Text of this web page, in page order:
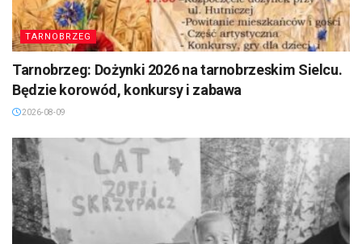
TARNOBRZEG
Tarnobrzeg: Dożynki 2026 na tarnobrzeskim Sielcu.
Będzie korowód, konkursy i zabawa
2026-08-09